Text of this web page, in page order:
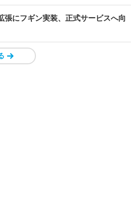
張にフギン実装、正式サービスへ向